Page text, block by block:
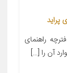
راهنمای
آن را […]